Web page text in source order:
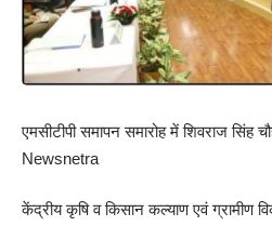
एमसीटीपी समापन समारोह में शिवराज सिंह
Newsnetra
केंद्रीय कृषि व किसान कल्याण एवं ग्रामीण